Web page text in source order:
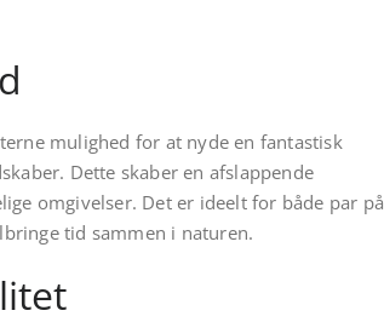
mulighed for at nyde en fantastisk
Dette skaber en afslappende
omgivelser. Det er ideelt for både par på
tid sammen i naturen.